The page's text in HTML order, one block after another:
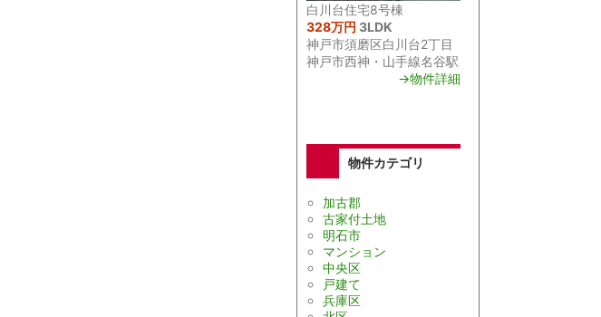
白川台住宅8号棟
328万円 3LDK
神戸市須磨区白川台2丁目
神戸市西神・山手線名谷駅
→物件詳細
物件カテゴリ
加古郡
古家付土地
明石市
マンション
中央区
戸建て
兵庫区